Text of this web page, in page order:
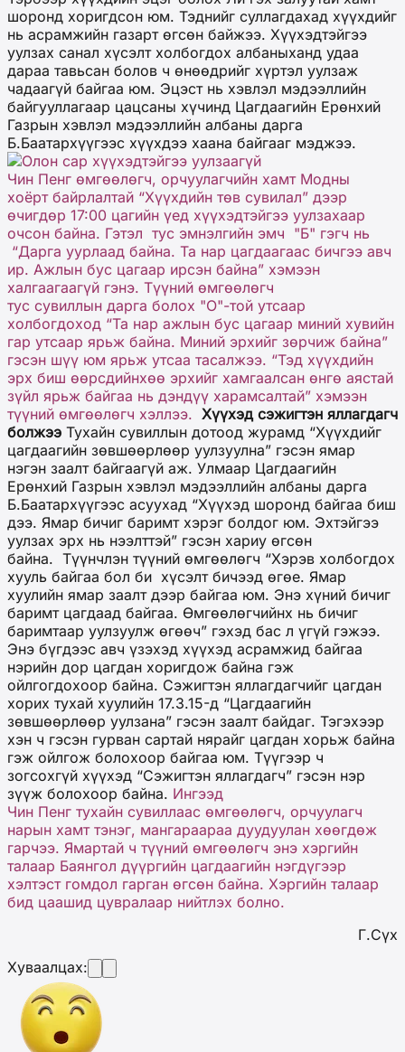
шоронд хоригдсон юм. Тэднийг суллагдахад хүүхдийг
нь асрамжийн газарт өгсөн байжээ. Хүүхэдтэйгээ
уулзах санал хүсэлт холбогдох албаныханд удаа
дараа тавьсан болов ч өнөөдрийг хүртэл уулзаж
чадаагүй байгаа юм. Эцэст нь хэвлэл мэдээллийн
байгууллагаар цацсаны хүчинд Цагдаагийн Ерөнхий
Газрын хэвлэл мэдээллийн албаны дарга
Б.Баатархүүгээс хүүхдээ хаана байгааг мэджээ.
Олон сар хүүхэдтэйгээ уулзаагүй
Чин Пенг өмгөөлөгч, орчуулагчийн хамт Модны
хоёрт байрлалтай “Хүүхдийн төв сувилал” дээр
өчигдөр 17:00 цагийн үед хүүхэдтэйгээ уулзахаар
очсон байна. Гэтэл тус эмнэлгийн эмч "Б" гэгч нь
“Дарга уурлаад байна. Та нар цагдаагаас бичгээ авч
ир. Ажлын бус цагаар ирсэн байна” хэмээн
халгаагаагүй гэнэ. Түүний өмгөөлөгч
тус сувиллын дарга болох "О"-той утсаар
холбогдоход “Та нар ажлын бус цагаар миний хувийн
гар утсаар ярьж байна. Миний эрхийг зөрчиж байна”
гэсэн шүү юм ярьж утсаа тасалжээ. “Тэд хүүхдийн
эрх биш өөрсдийнхөө эрхийг хамгаалсан өнгө аястай
зүйл ярьж байгаа нь дэндүү харамсалтай” хэмээн
түүний өмгөөлөгч хэллээ. Хүүхэд сэжигтэн яллагдагч
болжээ Тухайн сувиллын дотоод журамд “Хүүхдийг
цагдаагийн зөвшөөрлөөр уулзуулна” гэсэн ямар
нэгэн заалт байгаагүй аж. Улмаар Цагдаагийн
Ерөнхий Газрын хэвлэл мэдээллийн албаны дарга
Б.Баатархүүгээс асуухад “Хүүхэд шоронд байгаа биш
дээ. Ямар бичиг баримт хэрэг болдог юм. Эхтэйгээ
уулзах эрх нь нээлттэй” гэсэн хариу өгсөн
байна. Түүнчлэн түүний өмгөөлөгч “Хэрэв холбогдох
хууль байгаа бол би хүсэлт бичээд өгөе. Ямар
хуулийн ямар заалт дээр байгаа юм. Энэ хүний бичиг
баримт цагдаад байгаа. Өмгөөлөгчийнх нь бичиг
баримтаар уулзуулж өгөөч” гэхэд бас л үгүй гэжээ.
Энэ бүгдээс авч үзэхэд хүүхэд асрамжид байгаа
нэрийн дор цагдан хоригдож байна гэж
ойлгогдохоор байна. Сэжигтэн яллагдагчийг цагдан
хорих тухай хуулийн 17.3.15-д “Цагдаагийн
зөвшөөрлөөр уулзана” гэсэн заалт байдаг. Тэгэхээр
хэн ч гэсэн гурван сартай нярайг цагдан хорьж байна
гэж ойлгож болохоор байгаа юм. Түүгээр ч
зогсохгүй хүүхэд “Сэжигтэн яллагдагч” гэсэн нэр
зүүж болохоор байна. Ингээд
Чин Пенг тухайн сувиллаас өмгөөлөгч, орчуулагч
нарын хамт тэнэг, мангараараа дуудуулан хөөгдөж
гарчээ. Ямартай ч түүний өмгөөлөгч энэ хэргийн
талаар Баянгол дүүргийн цагдаагийн нэгдүгээр
хэлтэст гомдол гарган өгсөн байна. Хэргийн талаар
бид цаашид цувралаар нийтлэх болно.
Г.Сүх
Хуваалцах: